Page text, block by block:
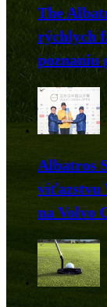
The
rýchlych
poznaniu
Albatros
víťazstvu
na Volvo